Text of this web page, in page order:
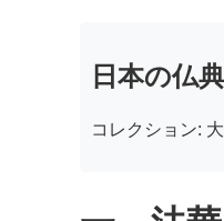
日本の仏
コレクション: